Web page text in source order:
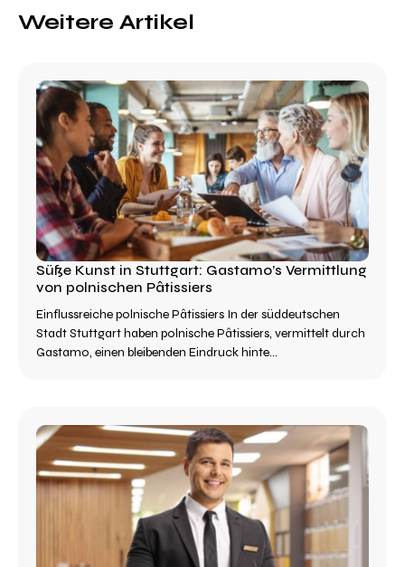
Weitere Artikel
Süße Kunst in Stuttgart: Gastamo’s Vermittlung
von polnischen Pâtissiers
Einflussreiche polnische Pâtissiers In der süddeutschen
Stadt Stuttgart haben polnische Pâtissiers, vermittelt durch
Gastamo, einen bleibenden Eindruck hinte...